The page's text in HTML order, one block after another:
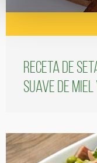
Receta de
suave de